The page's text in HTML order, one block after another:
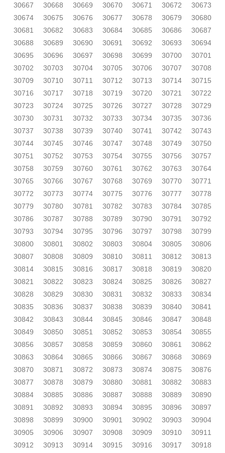
30667
30668 30669 30670 30671 30672
30673
30674
30675 30676 30677 30678 30679
30680
30681
30682 30683 30684 30685 30686
30687
30688
30689 30690 30691 30692 30693
30694
30695
30696 30697 30698 30699 30700
30701
30702
30703 30704 30705 30706 30707
30708
30709
30710 30711 30712 30713 30714
30715
30716
30717 30718 30719 30720 30721
30722
30723
30724 30725 30726 30727 30728
30729
30730
30731 30732 30733 30734 30735
30736
30737
30738 30739 30740 30741 30742
30743
30744
30745 30746 30747 30748 30749
30750
30751
30752 30753 30754 30755 30756
30757
30758
30759 30760 30761 30762 30763
30764
30765
30766 30767 30768 30769 30770
30771
30772
30773 30774 30775 30776 30777
30778
30779
30780 30781 30782 30783 30784
30785
30786
30787 30788 30789 30790 30791
30792
30793
30794 30795 30796 30797 30798
30799
30800
30801 30802 30803 30804 30805
30806
30807
30808 30809 30810 30811 30812
30813
30814
30815 30816 30817 30818 30819
30820
30821
30822 30823 30824 30825 30826
30827
30828
30829 30830 30831 30832 30833
30834
30835
30836 30837 30838 30839 30840
30841
30842
30843 30844 30845 30846 30847
30848
30849
30850 30851 30852 30853 30854
30855
30856
30857 30858 30859 30860 30861
30862
30863
30864 30865 30866 30867 30868
30869
30870
30871 30872 30873 30874 30875
30876
30877
30878 30879 30880 30881 30882
30883
30884
30885 30886 30887 30888 30889
30890
30891
30892 30893 30894 30895 30896
30897
30898
30899 30900 30901 30902 30903
30904
30905
30906 30907 30908 30909 30910
30911
30912
30913 30914 30915 30916 30917
30918